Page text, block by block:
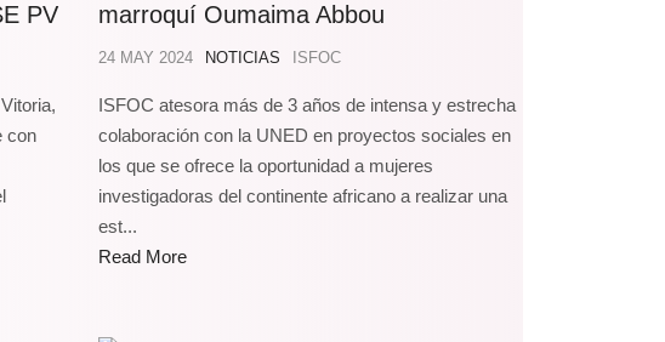
PV
con
marroquí Oumaima Abbou
24 MAY 2024 NOTICIAS ISFOC
ISFOC atesora más de 3 años de intensa y estrecha
colaboración con la UNED en proyectos sociales en
los que se ofrece la oportunidad a mujeres
investigadoras del continente africano a realizar una
est...
Read More